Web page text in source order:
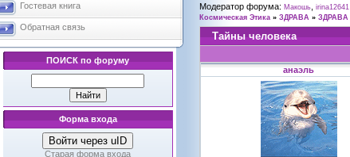
Гостевая книга
Обратная связь
ПОИСК по форуму
Форма входа
Войти через uID
Старая форма входа
Модератор форума: Макошь irina12641
Космическая Этика » ЗДРАВА » ЗДРАВА
Тайны человека
анаэль